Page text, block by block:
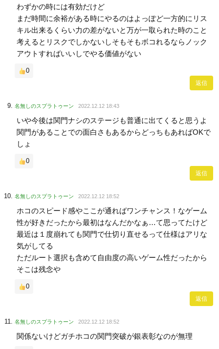
わずかの時には有効だけど
まだ時間に余裕がある時にやるのはよっぽど一方的にリス
キル出来るくらい力の差がないと万が一取られた時のこと
考えるとリスクでしかないしそもそもボコれるならノック
アウトすればいいしでやる価値がない
0
返信
名無しのスプラトゥーン 2022.12.12 18:43
いや今後は関門ナシのステージも普通に出てくると思うよ
関門があることでの面白さもあるからどっちもあればOKで
しょ
0
返信
名無しのスプラトゥーン 2022.12.12 18:52
ホコのスピード感やここが通ればワンチャンス！なゲーム
性が好きだったから最初はなんだかなぁ…て思ってたけど
最近は１度崩れても関門で仕切り直せるって仕様はアリな
気がしてる
ただルート選択も含めて自由度の高いゲーム性だったから
そこは残念や
0
返信
名無しのスプラトゥーン 2022.12.12 18:52
関係ないけどガチホコの関門突破が銀表彰なのが無理